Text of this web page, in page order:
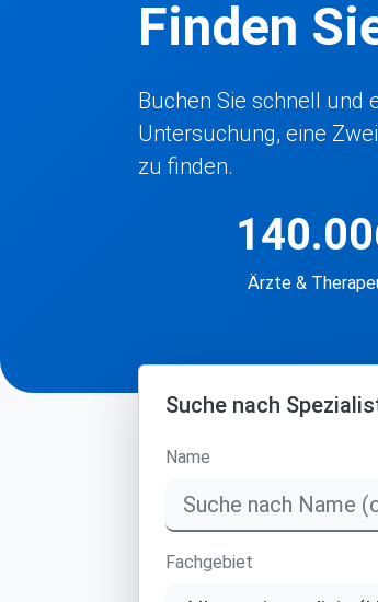
Finden
Buchen Sie schnell und
Untersuchung, eine
zu finden.
Ärzte &
Suche nach
Name
Fachgebiet